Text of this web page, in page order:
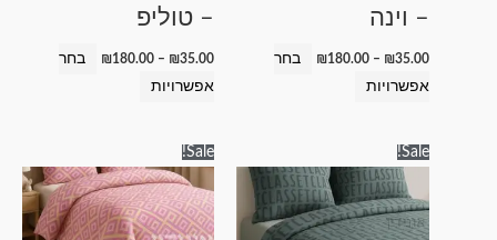
– וינה
₪35.00
–
₪180.00
בחר
אפשרויות
– טוליפ
₪35.00
–
₪180.00
בחר
אפשרויות
בעמוד
Sale!
מחירים:
עד
⁦₪180.00⁩
זה
יש
מספר
Sale!
מחירים:
⁦₪35.00⁩
עד
זה
יש
מספר